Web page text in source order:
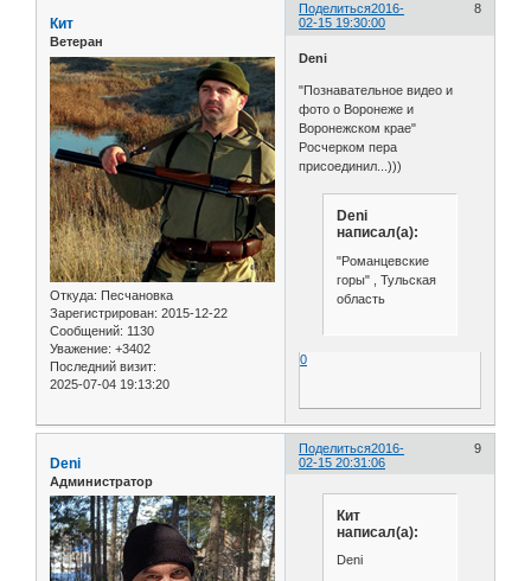
Поделиться 8
2016-
02-15 19:30:00
Кит
Ветеран
Откуда: Песчановка
Зарегистрирован: 2015-12-22
Сообщений: 1130
Уважение: +3402
Последний визит:
2025-07-04 19:13:20
Deni
"Познавательное видео и
фото о Воронеже и
Воронежском крае"
Росчерком пера
присоединил...)))
Deni
написал(а):
"Романцевские
горы" , Тульская
область
0
Поделиться 9
2016-
02-15 20:31:06
Deni
Администратор
Кит
написал(а):
Deni